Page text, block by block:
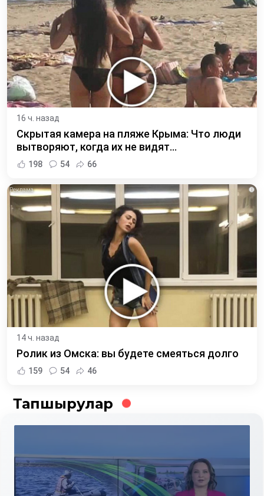
16 ч. назад
Скрытая камера на пляже Крыма: Что люди
вытворяют, когда их не видят...
198 54 66
i
14 ч. назад
Ролик из Омска: вы будете смеяться долго
159 54 46
Тапшырулар